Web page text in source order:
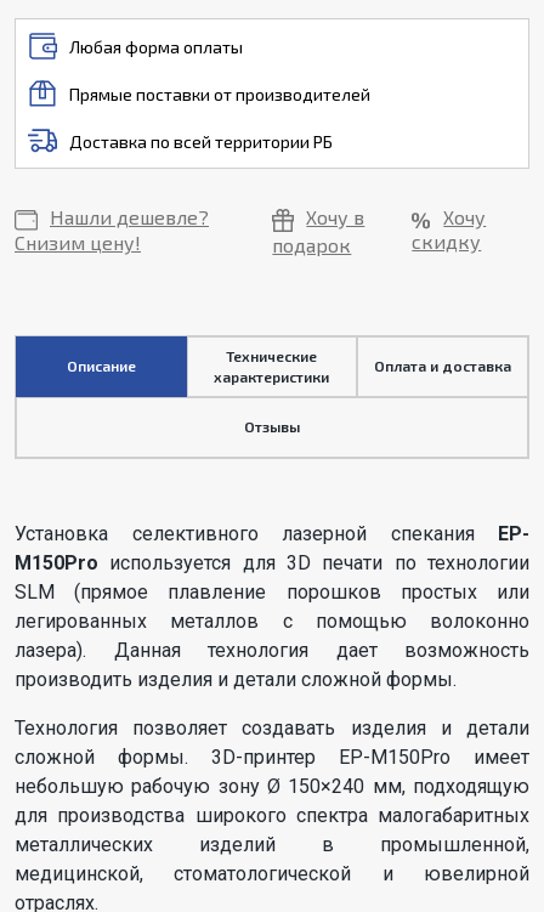
Любая форма оплаты
Прямые поставки от производителей
Доставка по всей территории РБ
Нашли дешевле?
Снизим цену!
Хочу в
подарок
Хочу
скидку
Описание
Технические
характеристики
Оплата и доставка
Отзывы
Установка селективного лазерной спекания EP-
M150Pro используется для 3D печати по технологии
SLМ (прямое плавление порошков простых или
легированных металлов с помощью волоконно
лазера). Данная технология дает возможность
производить изделия и детали сложной формы.
Технология позволяет создавать изделия и детали
сложной формы. 3D-принтер EP-M150Pro имеет
небольшую рабочую зону Ø 150×240 мм, подходящую
для производства широкого спектра малогабаритных
металлических изделий в промышленной,
медицинской, стоматологической и ювелирной
отраслях.